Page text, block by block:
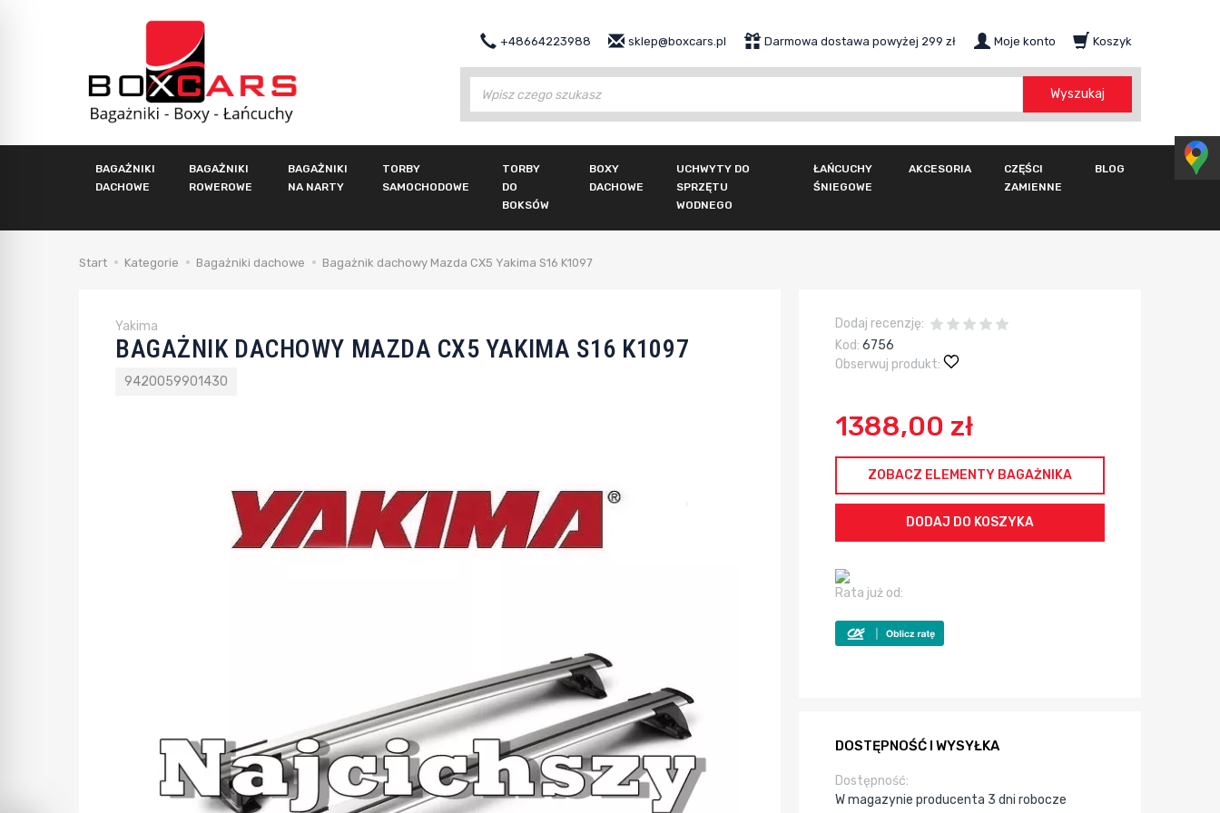
+48664223988 Darmowa dostawa powyżej 299 zł
sklep@boxcars.pl Moje konto Koszyk
Wyszukaj
BAGAŻNIKI
DACHOWE
BAGAŻNIKI
ROWEROWE
BAGAŻNIKI
NA NARTY
TORBY
SAMOCHODOWE
TORBY
DO
BOKSÓW
BOXY
DACHOWE
UCHWYTY DO
SPRZĘTU
WODNEGO
ŁAŃCUCHY
ŚNIEGOWE
AKCESORIA
CZĘŚCI
ZAMIENNE
BLOG
Start Kategorie Bagażniki dachowe Bagażnik dachowy Mazda CX5 Yakima S16 K1097
Yakima
BAGAŻNIK DACHOWY MAZDA CX5 YAKIMA S16 K1097
9420059901430
Dodaj recenzję:
Kod: 6756
Obserwuj produkt:
1388,00 zł
ZOBACZ ELEMENTY BAGAŻNIKA
Rata już od:
DOSTĘPNOŚĆ I WYSYŁKA
Dostępność:
W magazynie producenta 3 dni robocze